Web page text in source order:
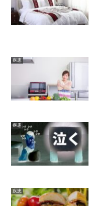
疾患
疾患
疾患